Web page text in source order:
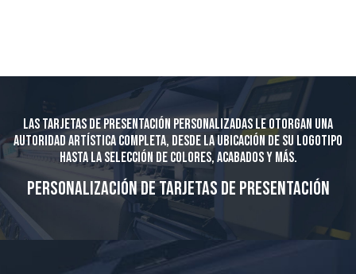
Las tarjetas de presentación personalizadas le otorgan una
autoridad artística completa, desde la ubicación de su logotipo
hasta la selección de colores, acabados y más.
Personalización de tarjetas de presentación